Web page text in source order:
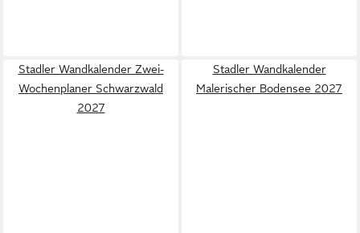
Stadler Wandkalender Zwei-
Wochenplaner Schwarzwald
2027
Stadler Wandkalender
Malerischer Bodensee 2027